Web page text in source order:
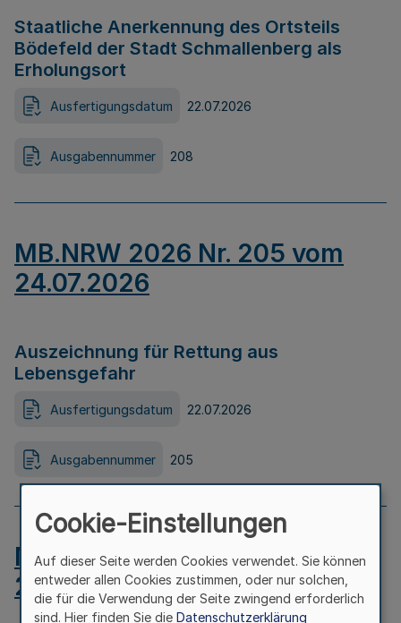
Staatliche Anerkennung des Ortsteils
Bödefeld der Stadt Schmallenberg als
Erholungsort
Ausfertigungsdatum 22.07.2026
Ausgabennummer 208
MB.NRW 2026 Nr. 205 vom
24.07.2026
Auszeichnung für Rettung aus
Lebensgefahr
Ausfertigungsdatum 22.07.2026
Ausgabennummer 205
MB.NRW 2026 Nr. 204 vom
24.07.2026
Cookie-Einstellungen
Auf dieser Seite werden Cookies verwendet. Sie können
entweder allen Cookies zustimmen, oder nur solchen,
die für die Verwendung der Seite zwingend erforderlich
sind. Hier finden Sie die Datenschutzerklärung